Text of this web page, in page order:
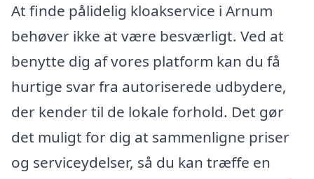
At finde pålidelig kloakservice i Arnum
behøver ikke at være besværligt. Ved at
benytte dig af vores platform kan du få
hurtige svar fra autoriserede udbydere,
der kender til de lokale forhold. Det gør
det muligt for dig at sammenligne priser
og serviceydelser, så du kan træffe en